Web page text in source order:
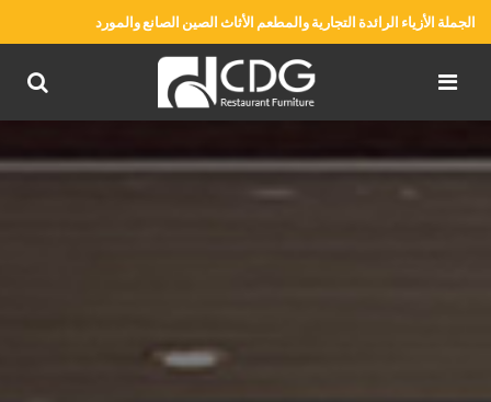
الجملة الأزياء الرائدة التجارية والمطعم الأثاث الصين الصانع والمورد